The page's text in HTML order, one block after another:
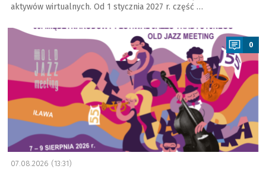
aktywów wirtualnych. Od 1 stycznia 2027 r. część …
a
0
07.08.2026 (13:31)